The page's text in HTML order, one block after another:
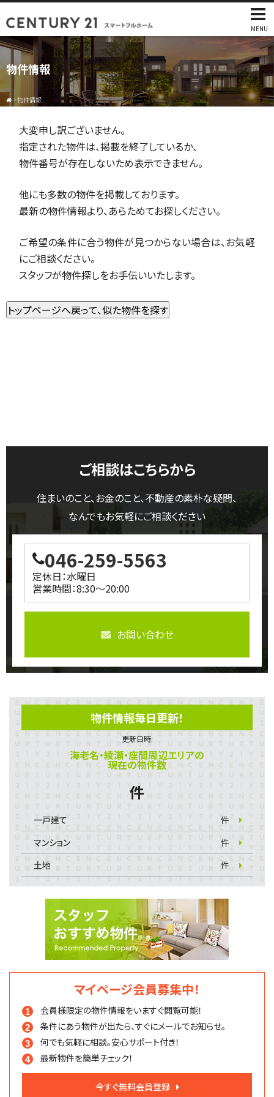
MENU
物件情報
>物件情報
大変申し訳ございません。
指定された物件は、掲載を終了しているか、
物件番号が存在しないため表示できません。
他にも多数の物件を掲載しております。
最新の物件情報より、あらためてお探しください。
ご希望の条件に合う物件が見つからない場合は、お気軽
にご相談ください。
スタッフが物件探しをお手伝いいたします。
ご相談はこちらから
住まいのこと、お金のこと、不動産の素朴な疑問、
なんでもお気軽にご相談ください
046-259-5563
定休日：水曜日
営業時間：8:30～20:00
お問い合わせ
物件情報毎日更新！
更新日時:
海老名・綾瀬・座間周辺エリアの
現在の物件数
件
一戸建て
件
マンション
件
土地
件
マイページ会員募集中！
会員様限定の物件情報をいますぐ閲覧可能！
条件にあう物件が出たら、すぐにメールでお知らせ。
何でも気軽に相談。安心サポート付き！
最新物件を簡単チェック！
今すぐ無料会員登録